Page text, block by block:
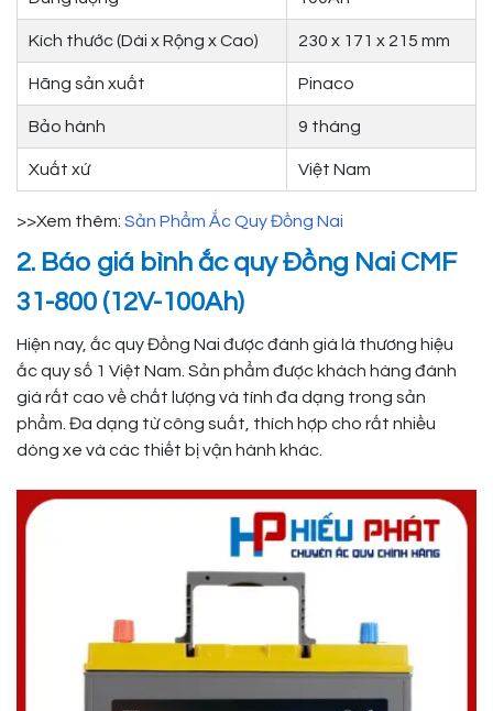
Kích thước (Dài x Rộng x Cao) 230 x 171 x 215 mm
Hãng sản xuất Pinaco
Bảo hành 9 tháng
Xuất xứ Việt Nam
>>Xem thêm: Sản Phẩm Ắc Quy Đồng Nai
2. Báo giá bình ắc quy Đồng Nai CMF
31-800 (12V-100Ah)
Hiện nay, ắc quy Đồng Nai được đánh giá là thương hiệu
ắc quy số 1 Việt Nam. Sản phẩm được khách hàng đánh
giá rất cao về chất lượng và tính đa dạng trong sản
phẩm. Đa dạng từ công suất, thích hợp cho rất nhiều
dòng xe và các thiết bị vận hành khác.